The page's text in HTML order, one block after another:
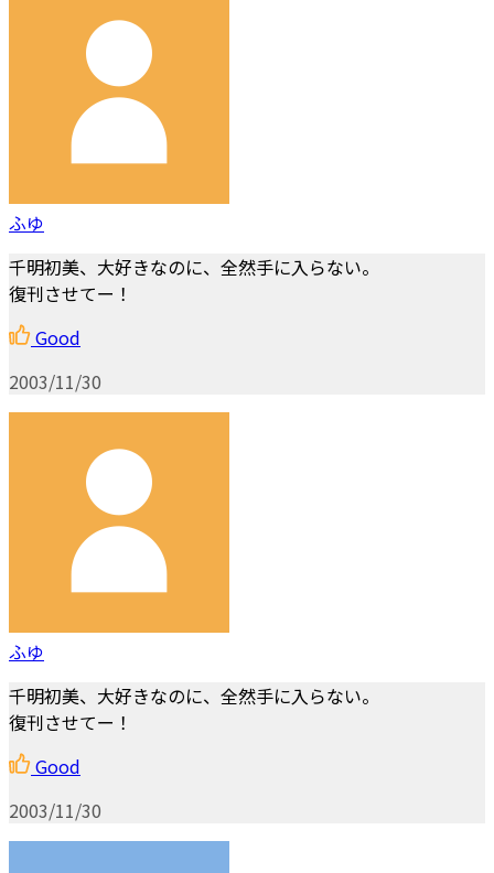
ふゆ
千明初美、大好きなのに、全然手に入らない。
復刊させてー！
Good
2003/11/30
ふゆ
千明初美、大好きなのに、全然手に入らない。
復刊させてー！
Good
2003/11/30